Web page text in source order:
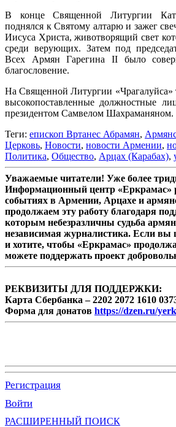
В конце Священной Литургии
поднялся к Святому алтарю и зажег
Иисуса Христа, животворящий свет
среди верующих. Затем под
Всех Армян Гарегина II было
благословение.
На Священной Литургии «Чрагалуйса»
высокопоставленные должностные
президентом Самвелом Шахраманяном.
Теги: епископ Вртанес Абрамян,
Церковь, Новости, новости Армении,
Политика, Общество, Арцах (Карабах),
Уважаемые читатели! Уже более
Информационный центр «Еркрамас»
событиях в Армении, Арцахе и
продолжаем эту работу благодаря
которым небезразличны судьба
независимая журналистика. Если вы
и хотите, чтобы «Еркрамас»
можете поддержать проект
РЕКВИЗИТЫ ДЛЯ ПОДДЕРЖКИ:
Карта Сбербанка – 2202 2072 1610
Форма для донатов https://dzen.ru/
Регистрация
Войти
РАСШИРЕННЫЙ ПОИСК